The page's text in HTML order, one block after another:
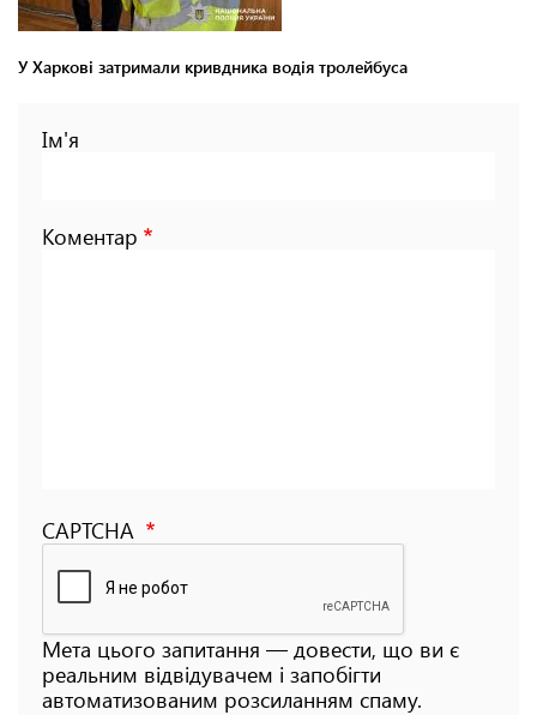
У Харкові затримали кривдника водія тролейбуса
Ім'я
Коментар
CAPTCHA
Мета цього запитання — довести, що ви є
реальним відвідувачем і запобігти
автоматизованим розсиланням спаму.